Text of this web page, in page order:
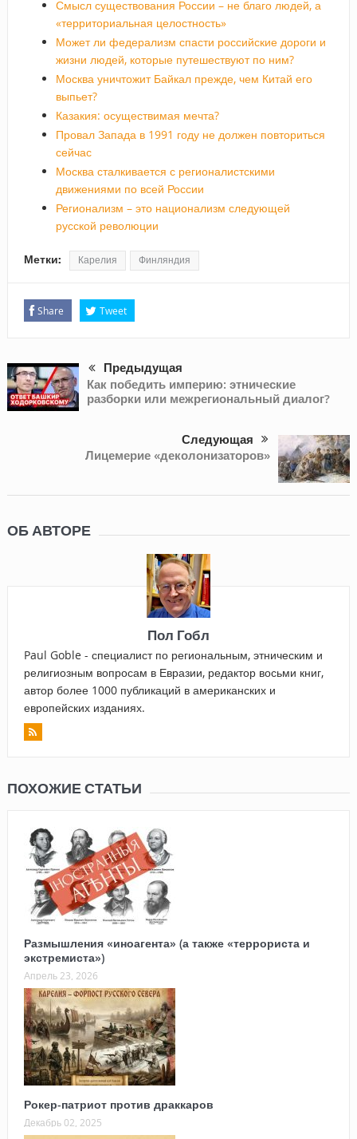
Смысл существования России – не благо людей, а
«территориальная целостность»
Может ли федерализм спасти российские дороги и
жизни людей, которые путешествуют по ним?
Москва уничтожит Байкал прежде, чем Китай его
выпьет?
Казакия: осуществимая мечта?
Провал Запада в 1991 году не должен повториться
сейчас
Москва сталкивается с регионалистскими
движениями по всей России
Регионализм – это национализм следующей
русской революции
Метки: Карелия Финляндия
Share Tweet
Предыдущая
Как победить империю: этнические
разборки или межрегиональный диалог?
Следующая
Лицемерие «деколонизаторов»
ОБ АВТОРЕ
Пол Гобл
Paul Goble - специалист по региональным, этническим и
религиозным вопросам в Евразии, редактор восьми книг,
автор более 1000 публикаций в американских и
европейских изданиях.
ПОХОЖИЕ СТАТЬИ
Размышления «иноагента» (а также «террориста и
экстремиста»)
Апрель 23, 2026
Рокер-патриот против драккаров
Декабрь 02, 2025